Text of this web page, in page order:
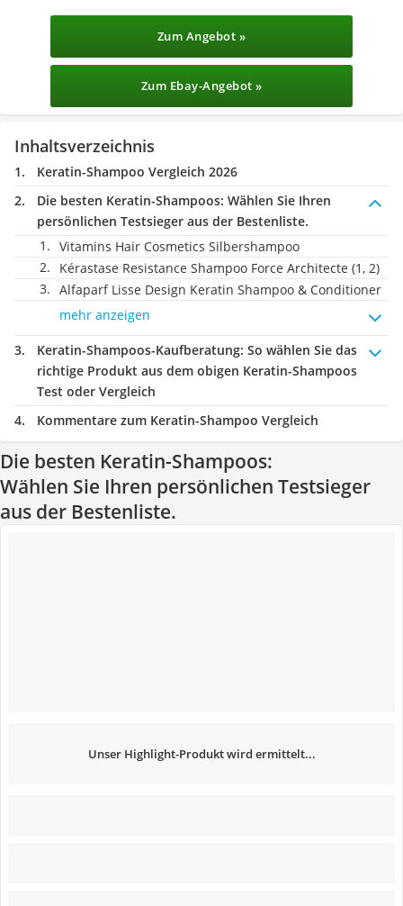
Zum Angebot »
Zum Ebay-Angebot »
Inhaltsverzeichnis
Keratin-Shampoo Vergleich 2026
Die besten Keratin-Shampoos: Wählen Sie Ihren
persönlichen Testsieger aus der Bestenliste.
Vitamins Hair Cosmetics Silbershampoo
Kérastase Resistance Shampoo Force Architecte (1, 2)
Alfaparf Lisse Design Keratin Shampoo & Conditioner
mehr anzeigen
Keratin-Shampoos-Kaufberatung: So wählen Sie das
richtige Produkt aus dem obigen Keratin-Shampoos
Test oder Vergleich
Kommentare zum Keratin-Shampoo Vergleich
Die besten Keratin-Shampoos:
Wählen Sie Ihren persönlichen Testsieger
aus der Bestenliste.
Unser Highlight-Produkt wird ermittelt...